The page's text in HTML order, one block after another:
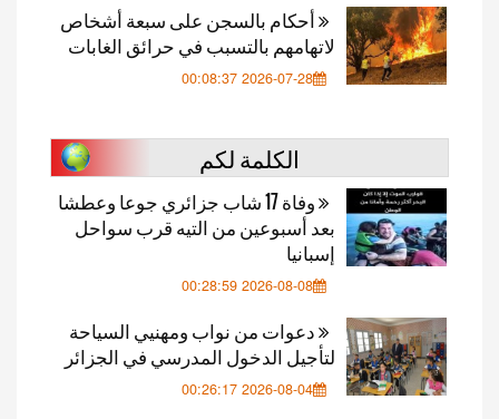
أحكام بالسجن على سبعة أشخاص
لاتهامهم بالتسبب في حرائق الغابات
2026-07-28 00:08:37
الكلمة لكم
وفاة 17 شاب جزائري جوعا وعطشا
بعد أسبوعين من التيه قرب سواحل
إسبانيا
2026-08-08 00:28:59
دعوات من نواب ومهنيي السياحة
لتأجيل الدخول المدرسي في الجزائر
2026-08-04 00:26:17